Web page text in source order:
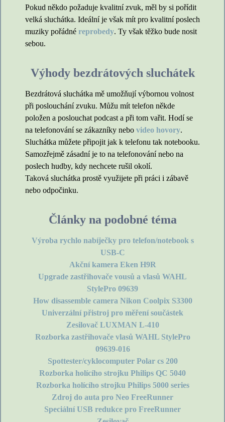
Pokud někdo požaduje kvalitní zvuk, měl by si pořídit
velká sluchátka. Ideální je však mít pro kvalitní poslech
muziky pořádné reprobedy. Ty však těžko bude nosit
sebou.
Výhody bezdrátových sluchátek
Bezdrátová sluchátka mě umožňují výbornou volnost
při poslouchání zvuku. Můžu mít telefon někde
položen a poslouchat podcast a při tom vařit. Hodí se
na telefonování se zákazníky nebo video hovory.
Sluchátka můžete připojit jak k telefonu tak notebooku.
Samozřejmě zásadní je to na telefonování nebo na
poslech hudby, kdy nechcete rušil okolí.
Taková sluchátka prostě využijete při práci i zábavě
nebo odpočinku.
Články na podobné téma
Výroba rychlo nabíječky pro telefon/notebook s
USB-C
Akční kamera Eken H9R
Upgrade zastřihovače vousů a vlasů WAHL
StylePro 09639
How disassemble camera Nikon Coolpix S3300
Univerzální přistroj pro měření součástek
Zesilovač LUXMAN L-410
Rozborka zastřihovače vlasů WAHL StylePro
09639-016
Spottester/cyklocomputer Polar cs 200
Rozborka holícího strojku Philips QC 5040
Rozborka holícího strojku Philips 5000 series
Zdroj do auta pro Neo FreeRunner
Speciální USB redukce pro FreeRunner